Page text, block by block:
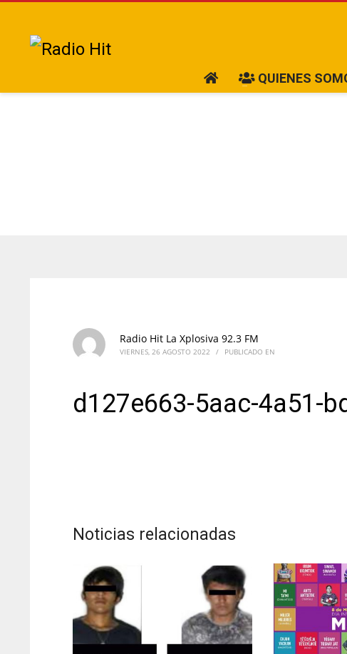
QUIENES
Radio Hit La Xplosiva 92.3 FM
VIERNES, 26 AGOSTO 2022 / PUBLICADO EN
d127e663-5aac-4a51-
Noticias relacionadas